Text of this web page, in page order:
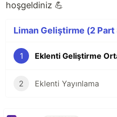
hoşgeldiniz 💪
Liman Geliştirme (2 Part
1 Eklenti Geliştirme
2 Eklenti Yayınlama